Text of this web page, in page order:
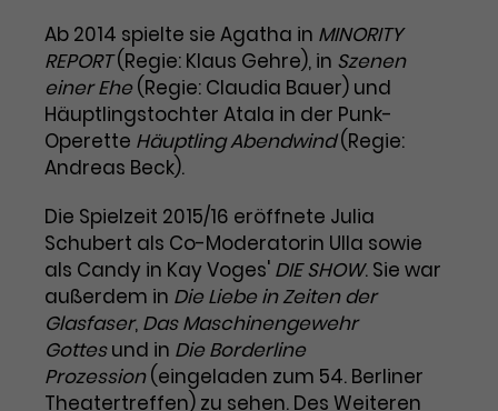
Laufzeit 1 Tag
Zweck
Dieses Cookie wird von Google
Analytics installiert. Das Cookie
wird verwendet, um Informationen
darüber zu speichern, wie
Besucher*innen eine Website
nutzen, und hilft bei der Erstellung
eines Analyseberichts über die
Performance der Website. Die
erhobenen Daten umfassen in
anonymisierter Form die Anzahl
der Besuche, die Quelle, aus der sie
stammen, und die besuchten
Seiten.
Name _gcl_aw
Anbieter Google Ads
Laufzeit 3 Monate
Zweck
Dieses Cookie speichert
Informationen zu Werbeklicks und
dient der Zuordnung von
Conversions zu Google Ads-
Kampagnen.
Ab 2014 spielte sie Agatha in MINORITY
REPORT(Regie: Klaus Gehre), in Szenen
einer Ehe(Regie: Claudia Bauer) und
Häuptlingstochter Atala in der Punk-
Operette Häuptling Abendwind(Regie:
Andreas Beck).
Die Spielzeit 2015/16 eröffnete Julia
Schubert als Co-Moderatorin Ulla sowie
als Candy in Kay Voges' DIE SHOW. Sie war
außerdem in Die Liebe in Zeiten der
Glasfaser, Das Maschinengewehr
Gottesund in Die Borderline
Prozession(eingeladen zum 54. Berliner
Theatertreffen) zu sehen. Des Weiteren